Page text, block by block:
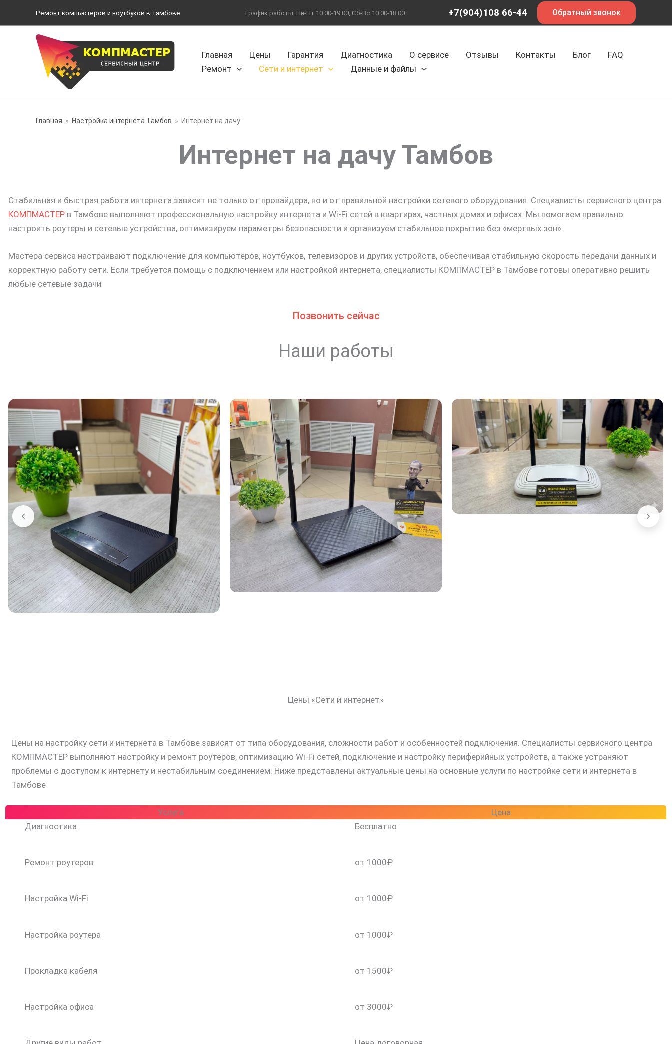
содержимому
Ремонт компьютеров и ноутбуков в Тамбове График работы: Пн-Пт 10:00-19:00, Сб-Вс 10:00-18:00 +7(904)108 66-44 Обратный звонок
Главная Цены Гарантия Диагностика О сервисе Отзывы Контакты Блог
FAQ
Ремонт
Сети и интернет Данные и файлы
Главная Настройка интернета Тамбов Интернет на дачу
Интернет на дачу Тамбов
Стабильная и быстрая работа интернета зависит не только от провайдера, но и от правильной настройки сетевого оборудования. Специалисты сервисного центра
КОМПМАСТЕР в Тамбове выполняют профессиональную настройку интернета и Wi-Fi сетей в квартирах, частных домах и офисах. Мы помогаем правильно
настроить роутеры и сетевые устройства, оптимизируем параметры безопасности и организуем стабильное покрытие без «мертвых зон».
Мастера сервиса настраивают подключение для компьютеров, ноутбуков, телевизоров и других устройств, обеспечивая стабильную скорость передачи данных и
корректную работу сети. Если требуется помощь с подключением или настройкой интернета, специалисты КОМПМАСТЕР в Тамбове готовы оперативно решить
любые сетевые задачи
Позвонить сейчас
Наши работы
Цены «Сети и интернет»
Цены на настройку сети и интернета в Тамбове зависят от типа оборудования, сложности работ и особенностей подключения. Специалисты сервисного центра
КОМПМАСТЕР выполняют настройку и ремонт роутеров, оптимизацию Wi-Fi сетей, подключение и настройку периферийных устройств, а также устраняют
проблемы с доступом к интернету и нестабильным соединением. Ниже представлены актуальные цены на основные услуги по настройке сети и интернета в
Тамбове
Услуга
Цена
Диагностика
Бесплатно
Ремонт роутеров от 1000₽
Настройка Wi-Fi от 1000₽
Настройка роутера от 1000₽
Прокладка кабеля от 1500₽
Настройка офиса от 3000₽